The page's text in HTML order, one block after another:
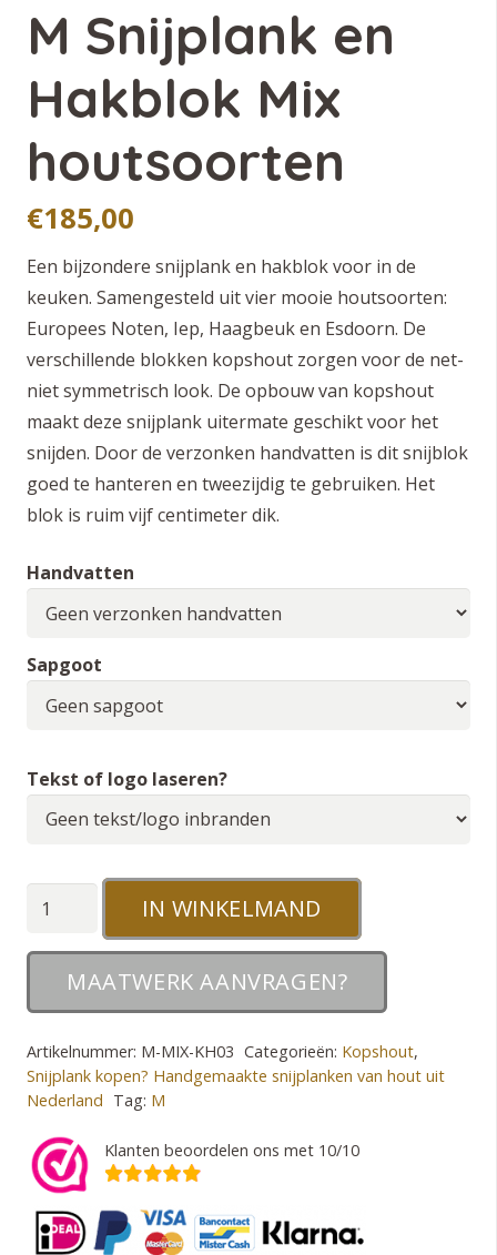
M Snijplank en
Hakblok Mix
houtsoorten
€185,00
Een bijzondere snijplank en hakblok voor in de
keuken. Samengesteld uit vier mooie houtsoorten:
Europees Noten, Iep, Haagbeuk en Esdoorn. De
verschillende blokken kopshout zorgen voor de net-
niet symmetrisch look. De opbouw van kopshout
maakt deze snijplank uitermate geschikt voor het
snijden. Door de verzonken handvatten is dit snijblok
goed te hanteren en tweezijdig te gebruiken. Het
blok is ruim vijf centimeter dik.
Handvatten
Sapgoot
Tekst of logo laseren?
en
Hakblok
houtsoorten
aantal
IN WINKELMAND
MAATWERK AANVRAGEN?
Artikelnummer: M-MIX-KH03 Categorieën: Kopshout,
Snijplank kopen? Handgemaakte snijplanken van hout uit
Nederland Tag: M
Klanten beoordelen ons met 10/10